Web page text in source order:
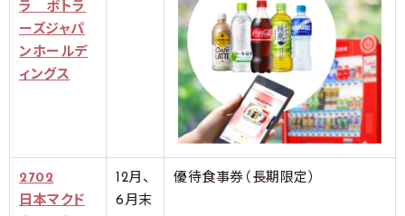
ラ ボトラ
ーズジャパ
ンホールデ
ィングス
2702
日本マクド
12月、
6月末
優待食事券（長期限定）